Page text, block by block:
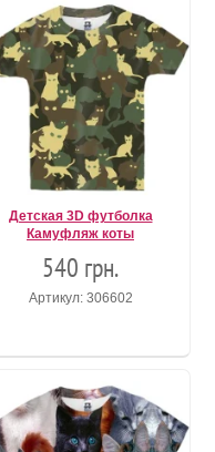
Детская 3D футболка
Камуфляж коты
540 грн.
Артикул: 306602